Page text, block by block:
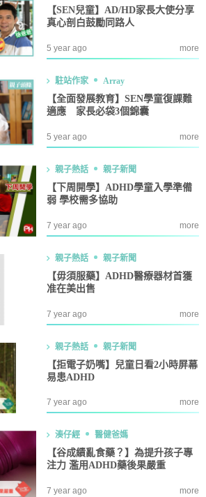
【SEN兒童】AD/HD家長大使分享
真心剖白鼓勵同路人
5 year ago more
駐站作家 Array
【全面發展教育】SEN學童復課難
適應 家長必袋3個錦囊
5 year ago more
親子熱話 親子新聞
【下周開學】ADHD學童入學準備
弱 學校需多協助
7 year ago more
親子熱話 親子新聞
【毋須服藥】ADHD醫療器材首獲
准在美出售
7 year ago more
親子熱話 親子新聞
【拒電子奶嘴】兒童日看2小時屏幕
易患ADHD
7 year ago more
湊仔經 醫健爸媽
【谷成績亂食藥？】為提升孩子專
注力 濫用ADHD藥後果嚴重
7 year ago more